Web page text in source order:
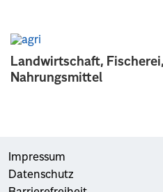
Landwirtschaft,
Nahrungsmittel
Impressum
Datenschutz